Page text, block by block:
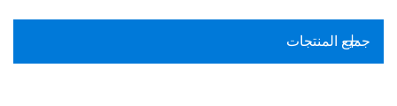
جميع المنتجات